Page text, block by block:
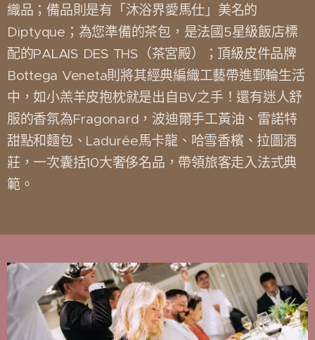
織品；備品則是有「沐浴界愛馬仕」美名的
Diptyque；為您準備的茶包，是法國5星級飯店標
配的PALAIS DES THS（茶宮殿）；頂級皮件品牌
Bottega Veneta則將其經典編織工藝帶進郵輪生活
中，如小羔羊皮抱枕就是出自BV之手！還有迷人舒
服的香氛為Fragonard，波迪爾手工黃油、雷諾特
甜點和麵包、Ladurée馬卡龍、哈雪香檳、拉圖酒
莊，一次囊括10大奢侈名品，帶領旅客走入法式典
範。